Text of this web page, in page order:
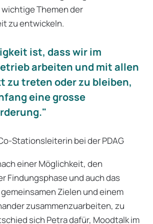
Themen der
zu entwickeln.
ist, dass wir im
arbeiten und mit allen
zu treten oder zu bleiben,
eine grosse
Stationsleiterin bei der PDAG
einer Möglichkeit, den
Findungsphase und auch das
Zielen und einem
zusammenzuarbeiten, zu
sich Petra dafür, Moodtalk im